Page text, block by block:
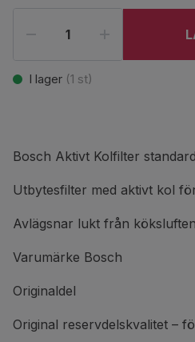
I lager (1 st)
Bosch Aktivt Kolfilter
Utbytesfilter med aktivt kol
Avlägsnar lukt från
Varumärke Bosch
Originaldel
Original reservdelskvalitet –